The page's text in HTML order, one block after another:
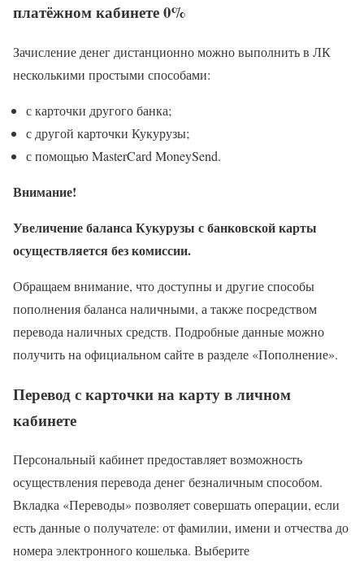
платёжном кабинете 0%
Зачисление денег дистанционно можно выполнить в ЛК
несколькими простыми способами:
с карточки другого банка;
с другой карточки Кукурузы;
с помощью MasterCard MoneySend.
Внимание!
Увеличение баланса Кукурузы с банковской карты
осуществляется без комиссии.
Обращаем внимание, что доступны и другие способы
пополнения баланса наличными, а также посредством
перевода наличных средств. Подробные данные можно
получить на официальном сайте в разделе «Пополнение».
Перевод с карточки на карту в личном
кабинете
Персональный кабинет предоставляет возможность
осуществления перевода денег безналичным способом.
Вкладка «Переводы» позволяет совершать операции, если
есть данные о получателе: от фамилии, имени и отчества до
номера электронного кошелька. Выберите